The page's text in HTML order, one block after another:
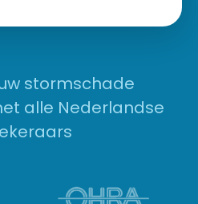
stormschade
alle Nederlandse